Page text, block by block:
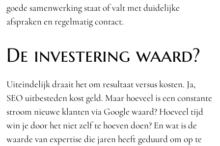
goede samenwerking staat of valt met duidelijke
afspraken en regelmatig contact.
De investering waard?
Uiteindelijk draait het om resultaat versus kosten. Ja,
SEO uitbesteden kost geld. Maar hoeveel is een constante
stroom nieuwe klanten via Google waard? Hoeveel tijd
win je door het niet zelf te hoeven doen? En wat is de
waarde van expertise die jaren heeft geduurd om op te